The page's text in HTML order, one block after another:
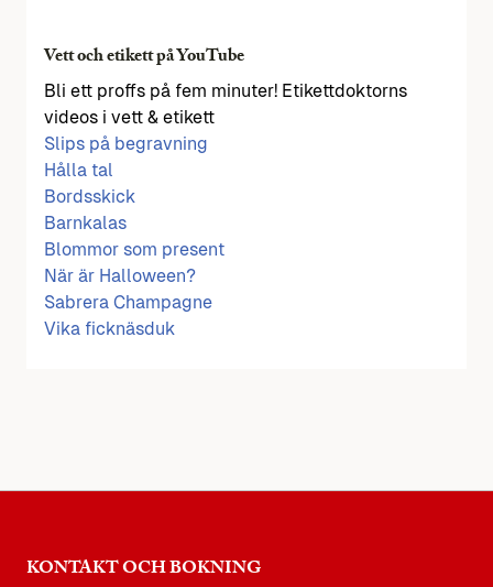
Vett och etikett på YouTube
Bli ett proffs på fem minuter! Etikettdoktorns
videos i vett & etikett
Slips på begravning
Hålla tal
Bordsskick
Barnkalas
Blommor som present
När är Halloween?
Sabrera Champagne
Vika ficknäsduk
KONTAKT OCH BOKNING